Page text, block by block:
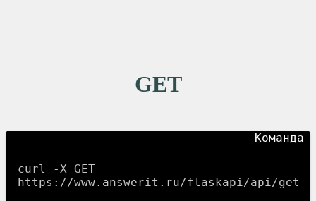
GET
curl -X GET
https://www.answerit.ru/flaskapi/api/get